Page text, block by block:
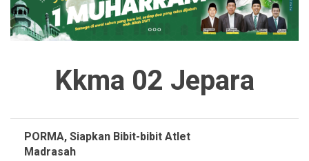
Kkma 02 Jepara
PORMA, Siapkan Bibit-bibit Atlet
Madrasah